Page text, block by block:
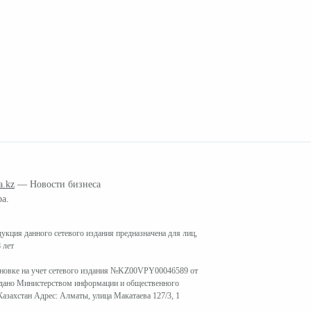
— Новости бизнеса
данного сетевого издания предназначена для лиц,
лет
на учет сетевого издания №KZ00VPY00046589 от
Министерством информации и общественного
Адрес: Алматы, улица Макатаева 127/3, 1